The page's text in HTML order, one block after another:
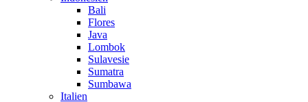
Bali
Flores
Java
Lombok
Sulavesie
Sumatra
Sumbawa
Italien